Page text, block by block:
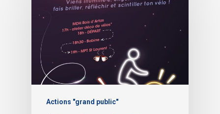
Actions "grand public"